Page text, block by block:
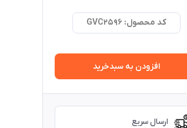
کد محصول: GVC2596
افزودن به سبدخرید
ارسال سریع